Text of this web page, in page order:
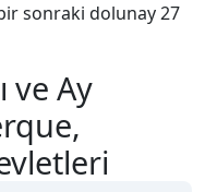
ve Ay
sonraki dolunay 27